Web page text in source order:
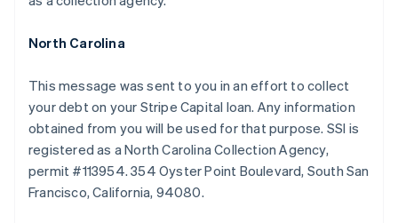
North Carolina
This message was sent to you in an effort to collect
your debt on your Stripe Capital loan. Any information
obtained from you will be used for that purpose. SSI is
registered as a North Carolina Collection Agency,
permit #113954. 354 Oyster Point Boulevard, South San
Francisco, California, 94080.